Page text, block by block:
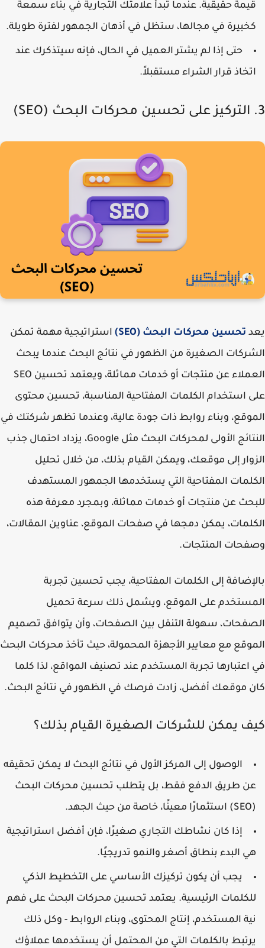
حقيقية. عندما تبدأ علامتك التجارية في بناء سمعة
في مجالها، ستظل في أذهان الجمهور لفترة طويلة.
حتى إذا لم يشتر العميل في الحال، فإنه سيتذكرك عند
قرار الشراء مستقبلاً.
تحسين محركات البحث (SEO)
استراتيجية مهمة تمكن
الصغيرة من الظهور في نتائج البحث عندما يبحث
العملاء عن منتجات أو خدمات مماثلة، ويعتمد تحسين SEO
استخدام الكلمات المفتاحية المناسبة، تحسين محتوى
وبناء روابط ذات جودة عالية، وعندما تظهر شركتك في
النتائج الأولى لمحركات البحث مثل Google، يزداد احتمال جذب
إلى موقعك، ويمكن القيام بذلك، من خلال تحليل
المفتاحية التي يستخدمها الجمهور المستهدف
عن منتجات أو خدمات مماثلة، وبمجرد معرفة هذه
يمكن دمجها في صفحات الموقع، عناوين المقالات،
المنتجات.
إلى الكلمات المفتاحية، يجب تحسين تجربة
على الموقع، ويشمل ذلك سرعة تحميل
سهولة التنقل بين الصفحات، وأن يتوافق تصميم
مع معايير الأجهزة المحمولة، حيث تأخذ محركات البحث
اعتبارها تجربة المستخدم عند تصنيف المواقع، لذا كلما
موقعك أفضل، زادت فرصك في الظهور في نتائج البحث.
يمكن للشركات الصغيرة القيام بذلك؟
الوصول إلى المركز الأول في نتائج البحث لا يمكن تحقيقه
طريق الدفع فقط، بل يتطلب تحسين محركات البحث
إذا كان نشاطك التجاري صغيرًا، فإن أفضل استراتيجية
البدء بنطاق أصغر والنمو تدريجيًا.
يجب أن يكون تركيزك الأساسي على التخطيط الذكي
الرئيسية. يعتمد تحسين محركات البحث على فهم
المستخدم، إنتاج المحتوى، وبناء الروابط - وكل ذلك
بالكلمات التي من المحتمل أن يستخدمها عملاؤك